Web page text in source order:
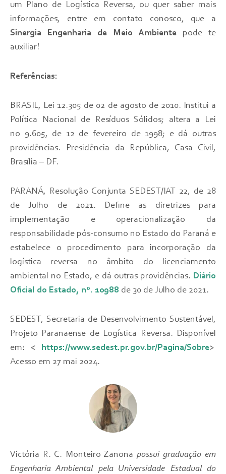
um Plano de Logística Reversa, ou quer saber mais
informações, entre em contato conosco, que a
Sinergia Engenharia de Meio Ambientepode te
auxiliar!
Referências:
BRASIL, Lei 12.305 de 02 de agosto de 2010. Institui a
Política Nacional de Resíduos Sólidos; altera a Lei
no 9.605, de 12 de fevereiro de 1998; e dá outras
providências. Presidência da República, Casa Civil,
Brasília – DF.
PARANÁ, Resolução Conjunta SEDEST/IAT 22, de 28
de Julho de 2021. Define as diretrizes para
implementação e operacionalização da
responsabilidade pós-consumo no Estado do Paraná e
estabelece o procedimento para incorporação da
logística reversa no âmbito do licenciamento
ambiental no Estado, e dá outras providências. Diário
Oficial do Estado, nº. 10988 de 30 de Julho de 2021.
SEDEST, Secretaria de Desenvolvimento Sustentável,
Projeto Paranaense de Logística Reversa. Disponível
em: < https://www.sedest.pr.gov.br/Pagina/Sobre>
Acesso em 27 mai 2024.
Victória R. C. Monteiro Zanonapossui graduação em
Engenharia Ambiental pela Universidade Estadual do